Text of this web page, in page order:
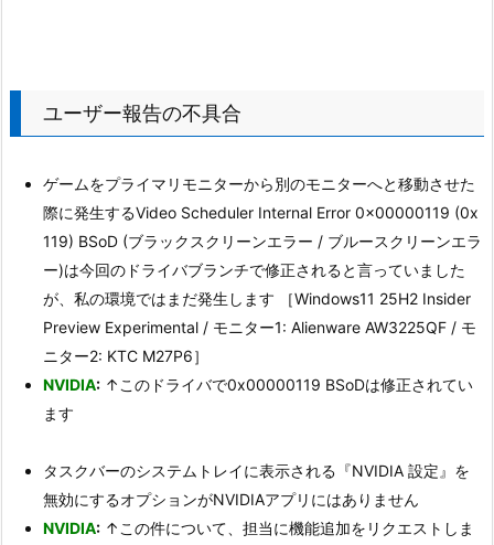
ユーザー報告の不具合
ゲームをプライマリモニターから別のモニターへと移動させた
際に発生するVideo Scheduler Internal Error 0x00000119 (0x
119) BSoD (ブラックスクリーンエラー / ブルースクリーンエラ
ー)は今回のドライバブランチで修正されると言っていました
が、私の環境ではまだ発生します ［Windows11 25H2 Insider
Preview Experimental / モニター1: Alienware AW3225QF / モ
ニター2: KTC M27P6］
NVIDIA: ↑このドライバで0x00000119 BSoDは修正されてい
ます
タスクバーのシステムトレイに表示される『NVIDIA 設定』を
無効にするオプションがNVIDIAアプリにはありません
NVIDIA: ↑この件について、担当に機能追加をリクエストしま